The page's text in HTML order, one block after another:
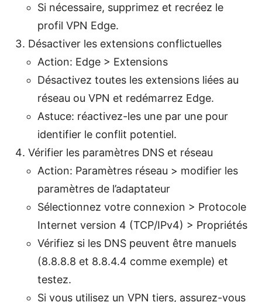
Si nécessaire, supprimez et recréez le
profil VPN Edge.
Désactiver les extensions conflictuelles
Action: Edge > Extensions
Désactivez toutes les extensions liées au
réseau ou VPN et redémarrez Edge.
Astuce: réactivez-les une par une pour
identifier le conflit potentiel.
Vérifier les paramètres DNS et réseau
Action: Paramètres réseau > modifier les
paramètres de l’adaptateur
Sélectionnez votre connexion > Protocole
Internet version 4 (TCP/IPv4) > Propriétés
Vérifiez si les DNS peuvent être manuels
(8.8.8.8 et 8.8.4.4 comme exemple) et
testez.
Si vous utilisez un VPN tiers, assurez-vous